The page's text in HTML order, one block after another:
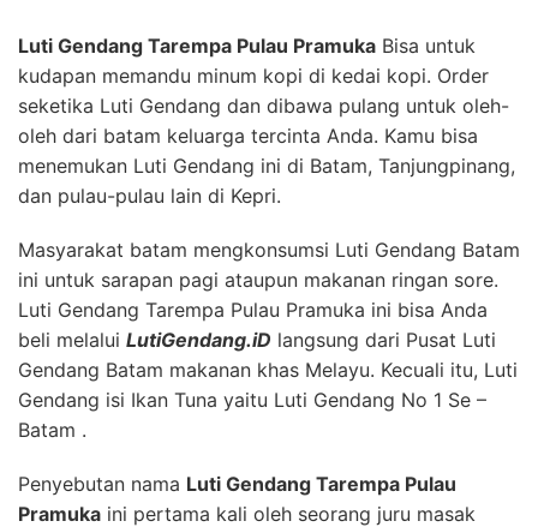
Luti Gendang Tarempa Pulau Pramuka Bisa untuk
kudapan memandu minum kopi di kedai kopi. Order
seketika Luti Gendang dan dibawa pulang untuk oleh-
oleh dari batam keluarga tercinta Anda. Kamu bisa
menemukan Luti Gendang ini di Batam, Tanjungpinang,
dan pulau-pulau lain di Kepri.
Masyarakat batam mengkonsumsi Luti Gendang Batam
ini untuk sarapan pagi ataupun makanan ringan sore.
Luti Gendang Tarempa Pulau Pramuka ini bisa Anda
beli melalui LutiGendang.iD langsung dari Pusat Luti
Gendang Batam makanan khas Melayu. Kecuali itu, Luti
Gendang isi Ikan Tuna yaitu Luti Gendang No 1 Se –
Batam .
Penyebutan nama Luti Gendang Tarempa Pulau
Pramuka ini pertama kali oleh seorang juru masak